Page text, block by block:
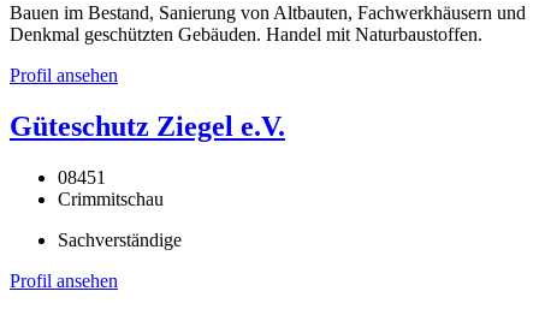
Bauen im Bestand, Sanierung von Altbauten, Fachwerkhäusern und
Denkmal geschützten Gebäuden. Handel mit Naturbaustoffen.
Profil ansehen
Güteschutz Ziegel e.V.
08451
Crimmitschau
Sachverständige
Profil ansehen